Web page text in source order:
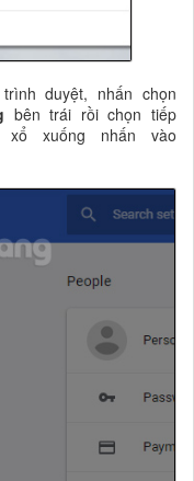
duyệt, nhấn chọn
bên trái rồi chọn tiếp
xuống nhấn vào